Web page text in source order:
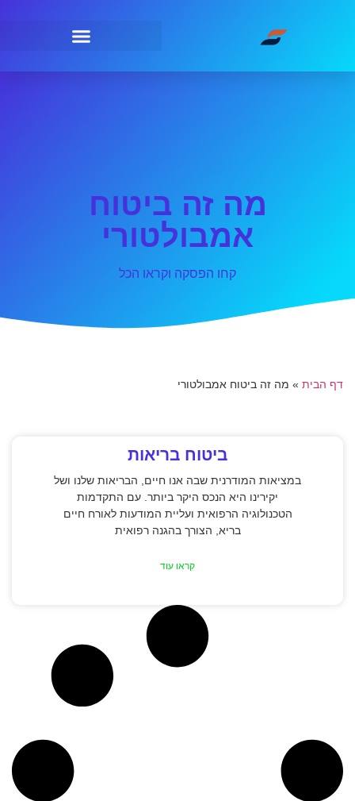
מה זה ביטוח
אמבולטורי
קחו הפסקה וקראו הכל
דף הבית » מה זה ביטוח אמבולטורי
ביטוח בריאות
במציאות המודרנית שבה אנו חיים, הבריאות שלנו ושל
יקירינו היא הנכס היקר ביותר. עם התקדמות
הטכנולוגיה הרפואית ועליית המודעות לאורח חיים
בריא, הצורך בהגנה רפואית
קראו עוד